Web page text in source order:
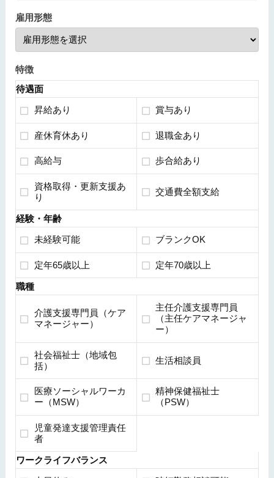
雇用形態
特徴
待遇面
昇給あり 賞与あり
産休育休あり 退職金あり
高給与 歩合給あり
資格取得・更新支援あ
り
交通費全額支給
経験・年齢
未経験可能 ブランクOK
定年65歳以上 定年70歳以上
職種
介護支援専門員（ケア
マネージャー）
主任介護支援専門員
（主任ケアマネージャ
ー）
社会福祉士（地域包
括）
生活相談員
医療ソーシャルワーカ
ー（MSW）
精神保健福祉士
（PSW）
児童発達支援管理責任
者
ワークライフバランス